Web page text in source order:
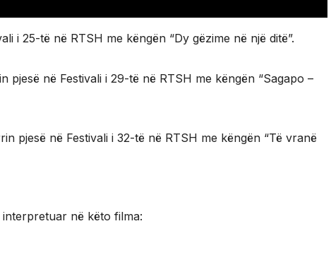
i 25-të në RTSH me këngën “Dy gëzime në një ditë”.
pjesë në Festivali i 29-të në RTSH me këngën “Sagapo –
pjesë në Festivali i 32-të në RTSH me këngën “Të vranë
në këto filma: